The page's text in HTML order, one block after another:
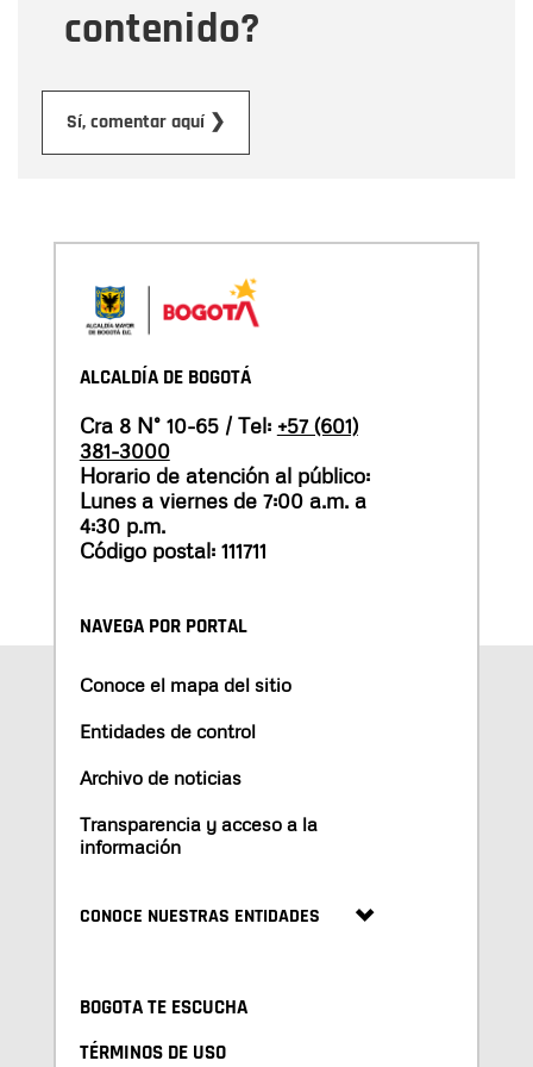
contenido?
Sí, comentar aquí ❯
ALCALDÍA DE BOGOTÁ
Cra 8 N° 10-65 / Tel: +57 (601)
381-3000
Horario de atención al público:
Lunes a viernes de 7:00 a.m. a
4:30 p.m.
Código postal: 111711
NAVEGA POR PORTAL
Conoce el mapa del sitio
Entidades de control
Archivo de noticias
Transparencia y acceso a la
información
CONOCE NUESTRAS ENTIDADES
BOGOTA TE ESCUCHA
TÉRMINOS DE USO